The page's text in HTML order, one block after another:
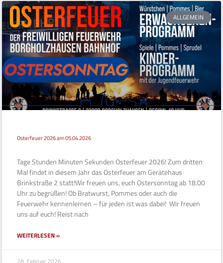
ALLGEMEIN
Osterfeuer 2026 am 05.04.2026
Tage Stunden Minuten Sekunden Osterfeuer 2026! Zum dritten
Mal findet in diesem Jahr das Osterfeuer am Gerätehaus
Brinkstraße 2 statt!Wir freuen uns, euch Ostersonntag ab 18.00
Uhr zu begrüßen! Ob Bratwurst, Pommes oder auch die
Feuerwehr kennenlernen – für jeden ist was dabei! Wir freuen
uns auf euch! Reist nach
WEITERLESEN »